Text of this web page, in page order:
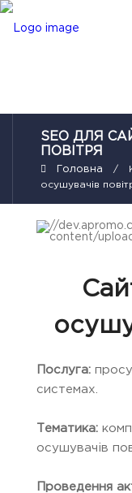
SEO ДЛЯ
ПОВІТРЯ
осушувачів
Послуга:
системах.
Тематика:
осушувачів
Проведення